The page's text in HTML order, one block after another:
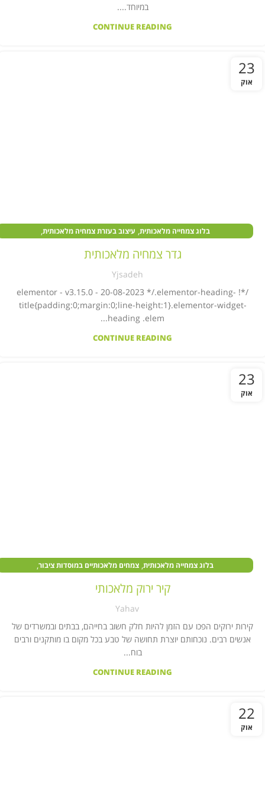
במיוחד....
CONTINUE READING
23
אוק
בלוג צמחייה מלאכותית, עיצוב בעזרת צמחיה מלאכותית,
צמחים מלאכותיים לבית ,צמחים מלאכותיים לחצר,גדר צמחיה מלאכותית
Yjsadeh
/*! elementor - v3.15.0 - 20-08-2023 */.elementor-heading-
title{padding:0;margin:0;line-height:1}.elementor-widget-
heading .elem...
CONTINUE READING
23
אוק
בלוג צמחייה מלאכותית, צמחים מלאכותיים במוסדות ציבור,
קיר ירוק מלאכותי
Yahav
קירות ירוקים הפכו עם הזמן להיות חלק חשוב בחייהם, בבתים ובמשרדים של
אנשים רבים. נוכחותם יוצרת תחושה של טבע בכל מקום בו מותקנים ורבים
בוח...
CONTINUE READING
22
אוק